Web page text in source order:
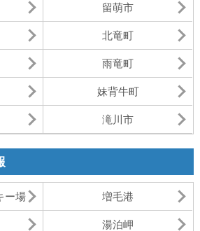
留萌市
北竜町
雨竜町
妹背牛町
滝川市
ー場 増毛港
湯泊岬